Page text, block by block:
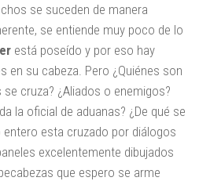
se suceden de manera
se entiende muy poco de lo
está poseído y por eso hay
en su cabeza. Pero ¿Quiénes son
cruza? ¿Aliados o enemigos?
la oficial de aduanas? ¿De qué se
esta cruzado por diálogos
excelentemente dibujados
que espero se arme